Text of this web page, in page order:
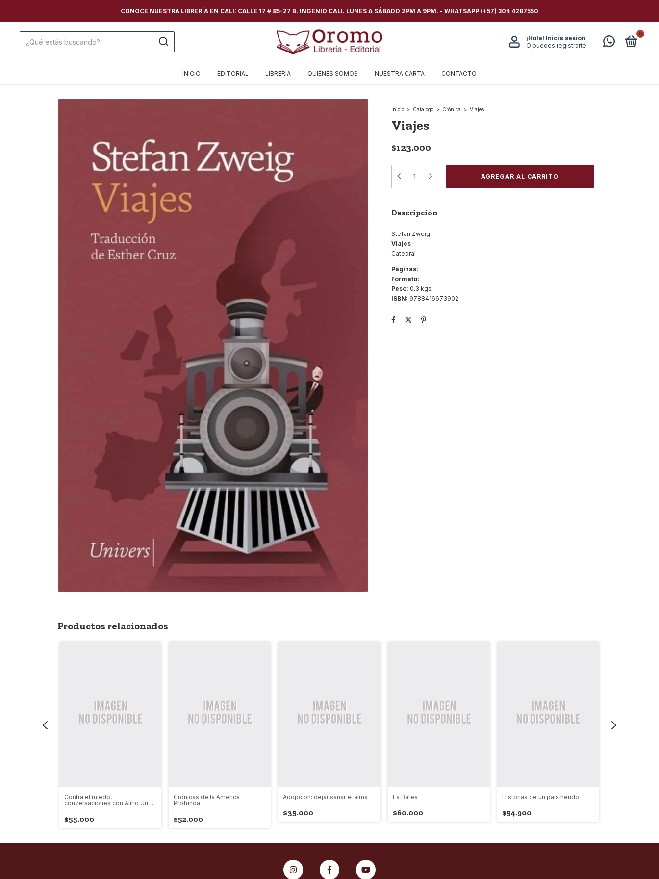
CONOCE NUESTRA LIBRERÍA EN CALI: CALLE 17 # 85-27 B. INGENIO CALI. LUNES A SÁBADO 2PM A 9PM. - WHATSAPP (+57) 304 4287550
¡Hola! Inicia sesión
O puedes registrarte
0
INICIO EDITORIAL LIBRERÍA QUIÉNES SOMOS NUESTRA CARTA CONTACTO
Inicio > Catalogo > Crónica > Viajes
Viajes
$123.000
Descripción
Stefan Zweig
Viajes
Catedral
Páginas:
Formato:
Peso: 0.3 kgs.
ISBN: 9788416673902
Productos relacionados
Contra el miedo,
conversaciones con Alirio Uribe
$55.000
Crónicas de la América
Profunda
$52.000
Adopcion: dejar sanar el alma
$35.000
La Batea
$60.000
Historias de un pais herido
$54.900